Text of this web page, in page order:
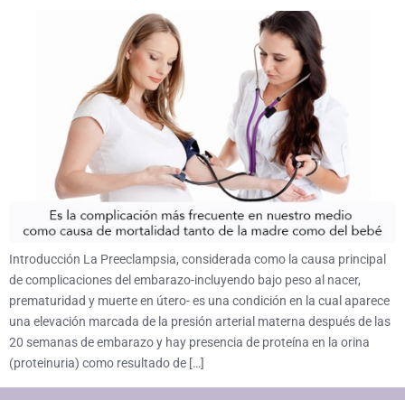
Introducción La Preeclampsia, considerada como la causa principal
de complicaciones del embarazo-incluyendo bajo peso al nacer,
prematuridad y muerte en útero- es una condición en la cual aparece
una elevación marcada de la presión arterial materna después de las
20 semanas de embarazo y hay presencia de proteína en la orina
(proteinuria) como resultado de […]